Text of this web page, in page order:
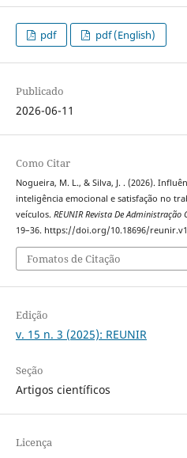
pdf pdf (English)
Publicado
2026-06-11
Como Citar
Nogueira, M. L., & Silva, J. . (2026).
inteligência emocional e satisfação no
veículos. REUNIR Revista De
19–36. https://doi.org/10.18696/
Fomatos de Citação
Edição
v. 15 n. 3 (2025): REUNIR
Seção
Artigos científicos
Licença